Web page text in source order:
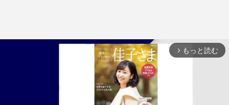
arrow_forward_ios もっと読む